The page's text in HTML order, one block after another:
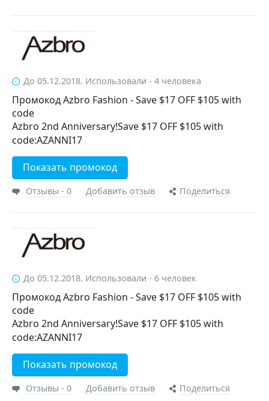
До 05.12.2018. Использовали - 4 человека
Промокод Azbro Fashion - Save $17 OFF $105 with
code
Azbro 2nd Anniversary!Save $17 OFF $105 with
code:AZANNI17
Показать промокод
Отзывы - 0 Добавить отзыв Поделиться
До 05.12.2018. Использовали - 6 человек
Промокод Azbro Fashion - Save $17 OFF $105 with
code
Azbro 2nd Anniversary!Save $17 OFF $105 with
code:AZANNI17
Показать промокод
Отзывы - 0 Добавить отзыв Поделиться